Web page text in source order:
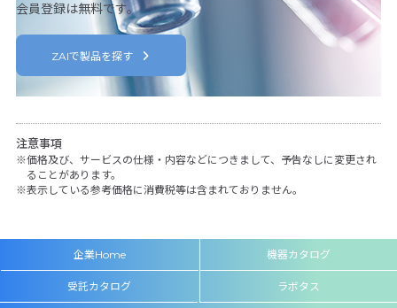
会員登録は無料です。
ZAIで製品を探す
注意事項
価格及び、サービスの仕様・内容などにつきまして、予告なしに変更され
ることがあります。
表示している参考価格に消費税等は含まれておりません。
企業Home 機器カタログ
受託カタログ ラボタス